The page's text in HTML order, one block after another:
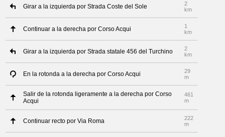
Girar a la izquierda por Strada Coste del Sole
2
km
Continuar a la derecha por Corso Acqui
1
km
Girar a la izquierda por Strada statale 456 del Turchino
2
km
En la rotonda a la derecha por Corso Acqui
29
m
Salir de la rotonda ligeramente a la derecha por Corso
Acqui
461
m
Continuar recto por Via Roma
222
m